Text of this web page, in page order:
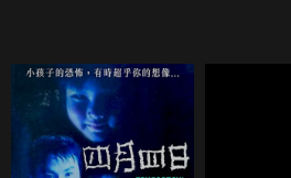
決定搬去和媽媽住，在飛
。此時，警方卻在貝絲的舊
，貝絲也開始分不清現實和
救醫的同時，卻發現康納已
跟貝絲有什麼樣的關係……